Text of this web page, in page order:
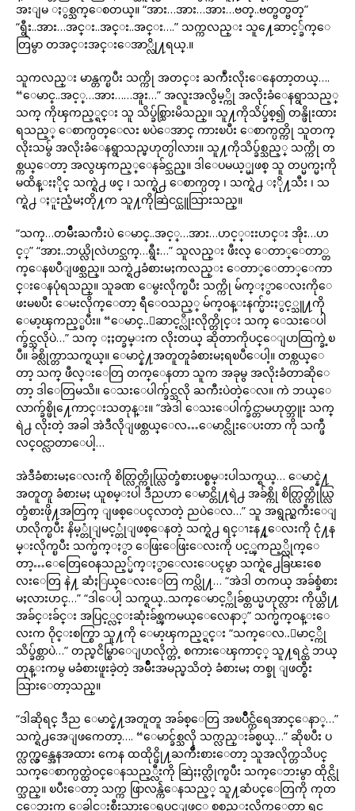
အးျမ ႏွစ္သက္ေစတယ္။ “အား…အား…အား…ဗတ္..ဗတ္ဗတ္ဗတ္”
“ရွီး..အား…အင္း..အင္း..အင္း….” သက္ကလည္း သူ႔ေဆာင့္ခ်က္ေ
တြမွာ တအင္းအင္းေအာ္လို႔ရယ္.။
သူကလည္း မာန္တက္ၿပီး သက္ကို အတင္း ႀကဳံးလိုးေနေတာ့တယ္….
“ေမာင္..အင့္…အား……အူး…” အလူးအလွိမ့္ကို အလိုးခံေနရွာသည့္
သက္ ကိုၾကည့္ရင္း သူ သိပ္ခ်စ္သြားမိသည္။ သူ႔ကိုသိပ္ခ်စ္၍ တန္ဖိုးထား
ရသည့္ ေစာက္ပတ္ေလး ၿပဲေအာင္ ကားၿပီး ေစာက္ပတ္ကို သူတက္
လိုးသမွ် အလိုးခံေနရွာသည္မဟုတ္ပါလား။ သူ႔ကိုသိပ္ခ်စ္သည့္ သက္ကို တ
စ္ကယ္ေတာ့ အလွၾကည့္ေနခ်င္သည္။ ဒါေပမယ့္မျဖစ္ သူ တပ္မက္မႈကို
မထိန္းႏိုင္ သက္ရဲ႕ ဖင္ ၊ သက္ရဲ႕ ေစာက္ပတ္ ၊ သက္ရဲ႕ ႏို႔သီး ၊ သ
က္ရဲ႕ ႏူးညံ့မႈတို႔က သူ႔ကိုဆြဲငင္ယူသြားသည္။
“သက္…တမ်ိဳးႀကီးပဲ ေမာင္..အင့္…အား…ဟင့္းးဟင္း အိုး…ဟ
င့္” “အား..ဘယ္လိုလဲဟင္သက္…ရွီး…” သူလည္း ဖီးလ္ ေတာ္ေတာ္တ
က္ေနၿပီျဖစ္သည္။ သက္ရဲ႕ခံစားမႈကလည္း ေတာ္ေတာ္ေကာ
င္းေနပုံရသည္။ သူခဏ ေမွးလိုက္ၿပီး သက္ကို မ်က္ႏွာေလးကိုေ
ဖးမၿပီး ေမးလိုက္ေတာ့ ရီေဝသည့္ မ်က္ဝန္းနက္မ်ားႏွင့္သူ႔ကို
ေမာ့ၾကည့္ၿပီး။ “ေမာင္..ေဆာင့္လိုးလိုက္တိုင္း သက္ ေသးေပါ
က္ခ်င္သလိုပဲ…” သက္ ႏႈတ္ခမ္းက လိုးတယ္ ဆိုတာကိုပင္ေျပာထြက္ခဲ့ၿ
ပီ။ ခ်စ္လိုက္တာသက္ရယ္။ ေမာင္နဲ႔အတူတူခံစားမႈရၿပီေပါ့။ တစ္ကယ္ေ
တာ့ သက္ ဖီလ္းေတြ တက္ေနတာ သူက အခုမွ အလိုးခံတာဆိုေ
တာ့ ဒါေတြမသိ။ ေသးေပါက္ခ်င္သလို ႀကီးပဲတဲ့ေလ။ ကဲ ဘယ္ေ
လာက္ခ်စ္ဖို႔ေကာင္းသတုန္း။ “အဲဒါ ေသးေပါက္ခ်င္တာမဟုတ္ဘူး သက္
ရဲ႕ လိုးတဲ့ အခါ အဲဒီလိုျဖစ္တယ္ေလ…ေမာင္လိုးေပးတာ ကို သက္ဖီ
လင္ဝင္လာတာေပါ့…
အဲဒီခံစားမႈေလးကို စိတ္လြတ္ကိုယ္လြတ္ခံစားပစ္စမ္းပါသက္ရယ္… ေမာင္နဲ႔
အတူတူ ခံစားမႈ ယူစမ္းပါ ဒီညဟာ ေမာင္တို႔ရဲ႕ အခ်စ္ကို စိတ္လြတ္ကိုယ္လြ
တ္ခံစားဖို႔အတြက္ ျဖစ္ေပၚလာတဲ့ ညပဲေလ…” သူ အရွည္ႀကီးေျ
ပာလိုက္ၿပီး နိမ့္တုံျမင့္တုံျဖစ္ေနတဲ့ သက္ရဲ႕ ရင္ၫႊန႔္ေလးကို ငုံ႔န
မ္းလိုက္ၿပီး သက္မ်က္ႏွာ ေဖြးေဖြးေလးကို ပင့္ၾကည့္လိုက္ေ
တာ့…ေတြေဝေနသည့္မ်က္ႏွာေလးေပၚမွာ သက္ရဲ႕ေခြၽးစေ
လးေတြ နဲ႔ ဆံႏြယ္ေလးေတြ ကပ္လို႔… “အဲဒါ တကယ္ အခ်စ္ခံစား
မႈလားဟင္…” “ဒါေပါ့ သက္ရယ္..သက္ေမာင့္ကိုခ်စ္တယ္မဟုတ္လား ကိုယ္တို႔
အခ်င္းခ်င္း အပြင့္လင္းဆုံးခ်စ္ၾကမယ္ေလေနာ္” သက္မ်က္ဝန္းေ
လးက ဝိုင္းစက္စြာ သူ႔ကို ေမာ့ၾကည့္ရင္း “သက္ေလ..ေမာင့္ကို
သိပ္ခ်စ္တာပဲ…” တည္ၿငိမ္စြာေျပာလိုက္တဲ့ စကားေၾကာင့္ သူ႔ရင္ထဲ ဘယ္
တုန္းကမွ မခံစားဖူးခဲ့တဲ့ အမ်ိဳးအမည္မသိတဲ့ ခံစားမႈ တစ္ခု ျဖတ္စီး
သြားေတာ့သည္။
“ဒါဆိုရင္ ဒီည ေမာင္နဲ႔အတူတူ အခ်စ္ေတြ အၿပိဳင္က်ဲရေအာင္ေနာ္…”
သက္ရဲ႕အေျဖကေတာ့…. “ေမာင္ခ်စ္သလို သက္လည္းခ်စ္မယ္…” ဆိုၿပီး ပ
က္လက္လွန္အေနအထား ကေန ထထိုင္ဖို႔ႀကိဳးစားေတာ့ သူအလိုက္တသိပင္
သက္ေစာက္ပတ္ထဲဝင္ေနသည့္လီးကို ဆြဲႏႈတ္လိုက္ၿပီး သက္ေဘးမွာ ထိုင္လို
က္သည္။ ၿပီးေတာ့ သက္က ဖြာလန္က်ဲေနသည့္ သူ႔ဆံပင္ေတြကို ကုတ
င္ေဘးက ေခါင္းစီးသားေရပင္ျဖင့္ စုစည္းလိုက္ေတာ့ ရင္